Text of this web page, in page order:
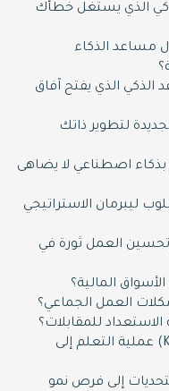
الذي يستغل خطأك
مساعد الذكاء
الذي يفتح آفاق
لتطوير ذاتك
بذكاء اصطناعي لا يضاهى
ليبرمان الاستراتيجي
العمل ثورة في
المالية؟
العمل الجماعي؟
للمقابلات؟
كيف يحول جدول التعلّم (K W L) عملية التعلم إلى
إلى فرص نمو